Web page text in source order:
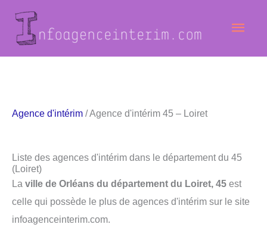
contenu
Agence d'intérim / Agence d'intérim 45 – Loiret
Liste des agences d'intérim dans le département du 45
(Loiret)
La ville de Orléans du département du Loiret, 45 est
celle qui possède le plus de agences d'intérim sur le site
infoagenceinterim.com.